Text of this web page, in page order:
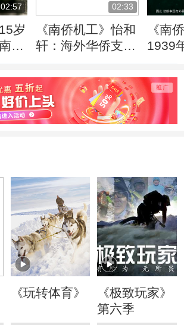
02:57
岁
洋
02:33
《南侨机工》怡和
轩：海外华侨支援
《南
1939
之一
《玩转体育》
《极致玩家》
第六季